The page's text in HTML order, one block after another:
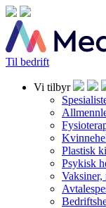
Til bedrift
Vi tilbyr
Plastisk
Psykisk